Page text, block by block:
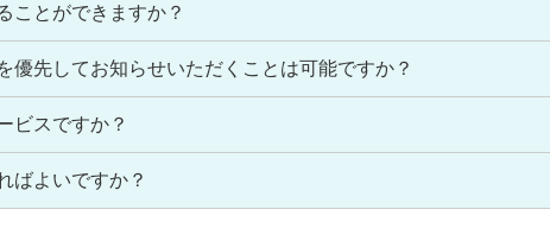
ことができますか？
優先してお知らせいただくことは可能ですか？
ビスですか？
ばよいですか？